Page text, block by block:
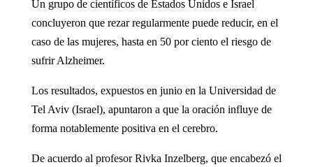
Un grupo de científicos de Estados Unidos e Israel
concluyeron que rezar regularmente puede reducir, en el
caso de las mujeres, hasta en 50 por ciento el riesgo de
sufrir Alzheimer.
Los resultados, expuestos en junio en la Universidad de
Tel Aviv (Israel), apuntaron a que la oración influye de
forma notablemente positiva en el cerebro.
De acuerdo al profesor Rivka Inzelberg, que encabezó el